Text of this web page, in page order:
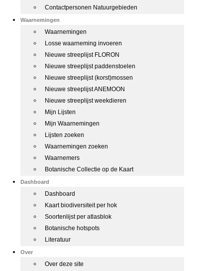
Contactpersonen Natuurgebieden
Waarnemingen
Waarnemingen
Losse waarneming invoeren
Nieuwe streeplijst FLORON
Nieuwe streeplijst paddenstoelen
Nieuwe streeplijst (korst)mossen
Nieuwe streeplijst ANEMOON
Nieuwe streeplijst weekdieren
Mijn Lijsten
Mijn Waarnemingen
Lijsten zoeken
Waarnemingen zoeken
Waarnemers
Botanische Collectie op de Kaart
Dashboard
Dashboard
Kaart biodiversiteit per hok
Soortenlijst per atlasblok
Botanische hotspots
Literatuur
Over
Over deze site